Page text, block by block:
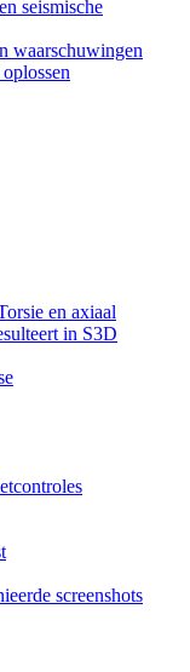
seismische
waarschuwingen
en axiaal
in S3D
screenshots